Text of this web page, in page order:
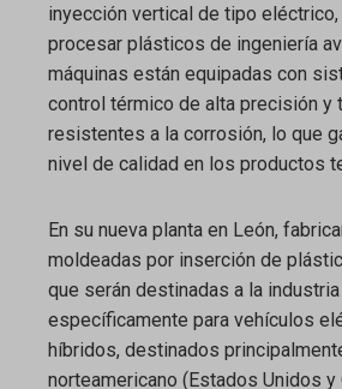
inyección vertical de tipo
procesar plásticos de ingeniería
máquinas están equipadas con
control térmico de alta precisión y
resistentes a la corrosión, lo que
nivel de calidad en los productos
En su nueva planta en León,
moldeadas por inserción de
que serán destinadas a la
específicamente para vehículos
híbridos, destinados
norteamericano (Estados Unidos y